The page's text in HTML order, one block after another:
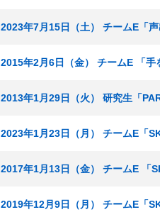
2023年7月15日（土） チームE「
2015年2月6日（金） チームE 「手
2013年1月29日（火） 研究生「
2023年1月23日（月） チームE「
2017年1月13日（金） チームE 「
2019年12月9日（月） チームE「